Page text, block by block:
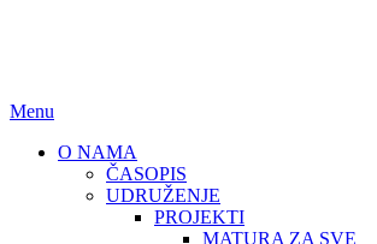
Menu
O NAMA
ČASOPIS
UDRUŽENJE
PROJEKTI
MATURA ZA SVE